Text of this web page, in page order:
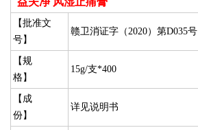
【批准文
号】
赣卫消证字（2020）第D035号
【规
格】
15g/支*400
【成
份】
详见说明书